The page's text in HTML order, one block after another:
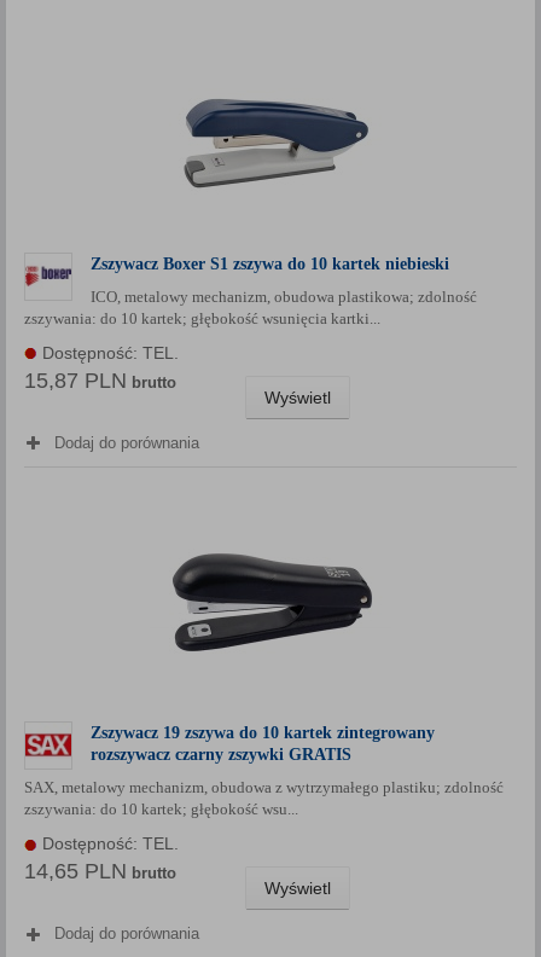
Zszywacz Boxer S1 zszywa do 10 kartek niebieski
ICO, metalowy mechanizm, obudowa plastikowa; zdolność
zszywania: do 10 kartek; głębokość wsunięcia kartki...
Dostępność: TEL.
15,87 PLN brutto
Wyświetl
Dodaj do porównania
Zszywacz 19 zszywa do 10 kartek zintegrowany
rozszywacz czarny zszywki GRATIS
SAX, metalowy mechanizm, obudowa z wytrzymałego plastiku; zdolność
zszywania: do 10 kartek; głębokość wsu...
Dostępność: TEL.
14,65 PLN brutto
Wyświetl
Dodaj do porównania